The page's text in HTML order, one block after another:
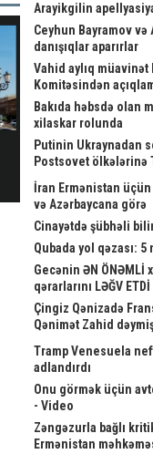
Zakir Həsənov
obyektlərə baxış
Arayikgilin
Ceyhun Bayramov
danışıqlar aparırlar
Vahid aylıq
Komitəsindən
Bakıda həbsdə olan
xilaskar rolunda
Putinin Ukraynadan
Postsovet ölkələrinə
İran Ermənistan üçün
və Azərbaycana görə
Cinayətdə şübhəli
Qubada yol qəzası: 5
Gecənin ƏN ÖNƏMLİ
qərarlarını LƏĞV ETDİ
Çingiz Qənizadə
Qənimət Zahid
Tramp Venesuela
adlandırdı
Onu görmək üçün
- Video
Zəngəzurla bağlı
Ermənistan